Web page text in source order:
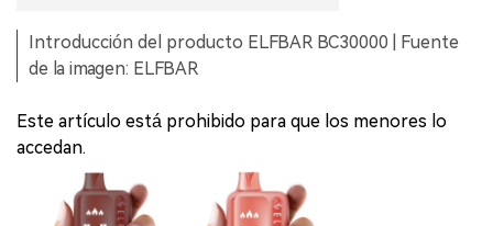
Introducción del producto ELFBAR BC30000 | Fuente
de la imagen: ELFBAR
Este artículo está prohibido para que los menores lo
accedan.